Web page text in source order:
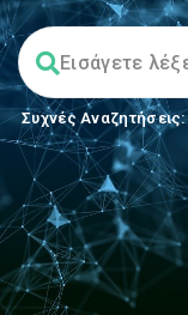
Συχνές Αναζητήσεις: